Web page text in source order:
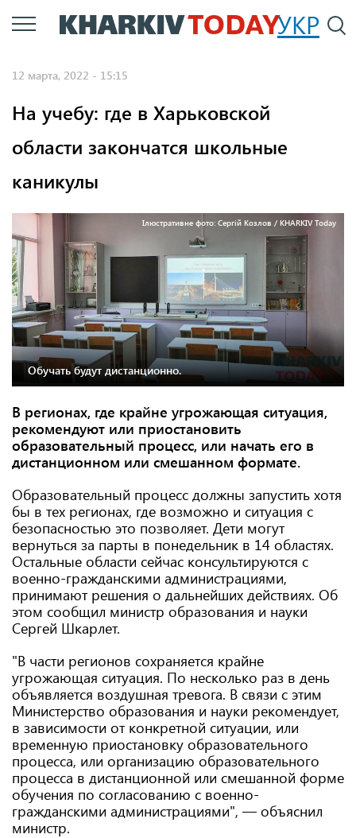
Перейти
к
УКР
12 марта, 2022 - 15:15
На учебу: где в Харьковской
области закончатся школьные
каникулы
Ілюстративне фото: Сергій Козлов / KHARKIV Today
Обучать будут дистанционно.
В регионах, где крайне угрожающая ситуация,
рекомендуют или приостановить
образовательный процесс, или начать его в
дистанционном или смешанном формате.
Образовательный процесс должны запустить хотя
бы в тех регионах, где возможно и ситуация с
безопасностью это позволяет. Дети могут
вернуться за парты в понедельник в 14 областях.
Остальные области сейчас консультируются с
военно-гражданскими администрациями,
принимают решения о дальнейших действиях. Об
этом сообщил министр образования и науки
Сергей Шкарлет.
"В части регионов сохраняется крайне
угрожающая ситуация. По несколько раз в день
объявляется воздушная тревога. В связи с этим
Министерство образования и науки рекомендует,
в зависимости от конкретной ситуации, или
временную приостановку образовательного
процесса, или организацию образовательного
процесса в дистанционной или смешанной форме
обучения по согласованию с военно-
гражданскими администрациями", — объяснил
министр.